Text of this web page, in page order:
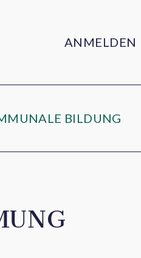
ANMELDEN
BILDUNG